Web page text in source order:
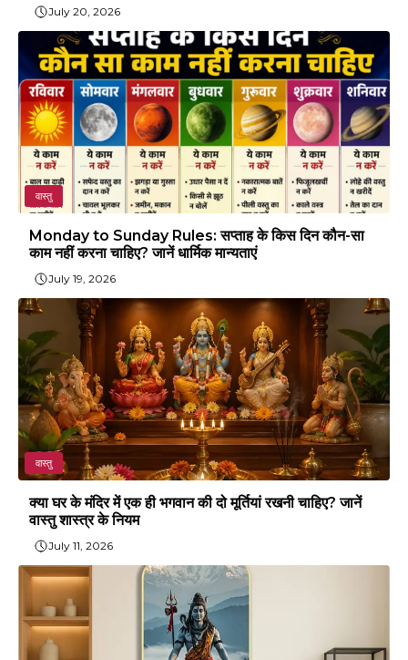
July 20, 2026
वास्तु
Monday to Sunday Rules: सप्ताह के किस दिन कौन-सा
काम नहीं करना चाहिए? जानें धार्मिक मान्यताएं
July 19, 2026
वास्तु
क्या घर के मंदिर में एक ही भगवान की दो मूर्तियां रखनी चाहिए? जानें
वास्तु शास्त्र के नियम
July 11, 2026